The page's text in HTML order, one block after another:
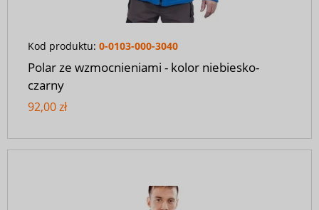
Kod produktu: 0-0103-000-3040
Polar ze wzmocnieniami - kolor niebiesko-
czarny
92,00 zł